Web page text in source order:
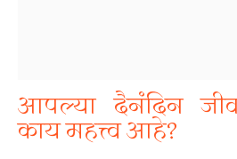
आपल्या दैनंदिन
काय महत्त्व आहे?